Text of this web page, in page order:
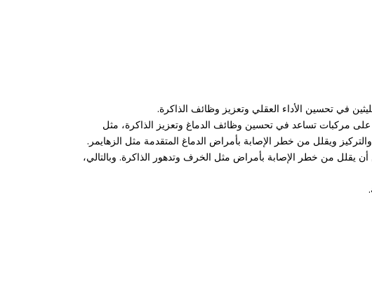
في تحسين الأداء العقلي وتعزيز وظائف الذاكرة.
مركبات تساعد في تحسين وظائف الدماغ وتعزيز الذاكرة، مثل
ويقلل من خطر الإصابة بأمراض الدماغ المتقدمة مثل الزهايمر.
يقلل من خطر الإصابة بأمراض مثل الخرف وتدهور الذاكرة. وبالتالي،